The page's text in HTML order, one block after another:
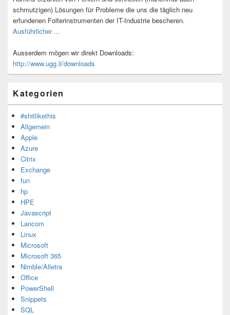
schmutzigen) Lösungen für Probleme die uns die täglich neu
erfundenen Folterinstrumenten der IT-Industrie bescheren.
Ausführlicher ...
Ausserdem mögen wir direkt Downloads:
http://www.ugg.li/downloads
Kategorien
#shitlikethis
Allgemein
Apple
Azure
Citrix
Exchange
fun
hp
HPE
Javascript
Lancom
Linux
Microsoft
Microsoft 365
Nimble/Alletra
Office
PowerShell
Snippets
SQL